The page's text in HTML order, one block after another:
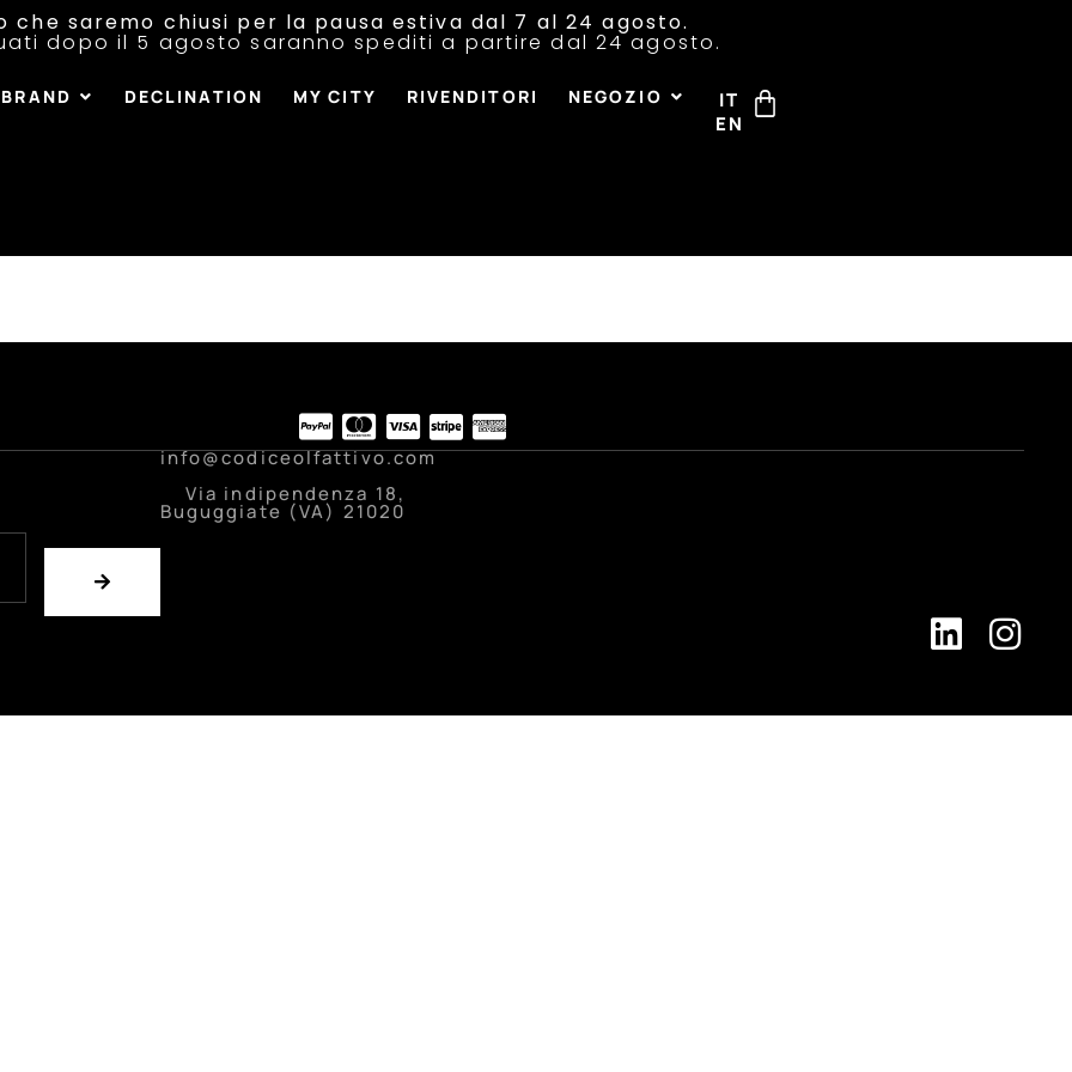
che saremo chiusi per la pausa estiva dal 7 al 24 agosto.
dopo il 5 agosto saranno spediti a partire dal 24 agosto.
BRAND DECLINATION MY CITY RIVENDITORI NEGOZIO
IT
EN
info@codiceolfattivo.com
Via indipendenza 18,
Buguggiate (VA) 21020